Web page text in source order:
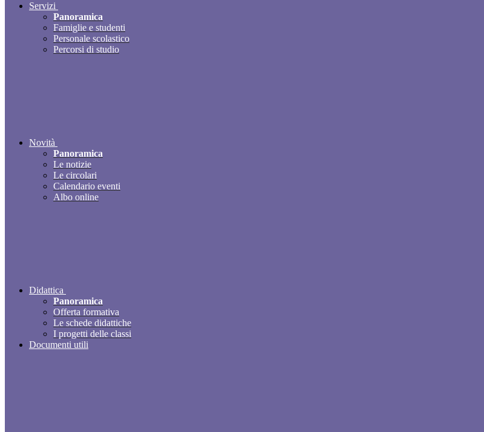
Servizi
Panoramica
Famiglie e studenti
Personale scolastico
Percorsi di studio
Novità
Panoramica
Le notizie
Le circolari
Calendario eventi
Albo online
Didattica
Panoramica
Offerta formativa
Le schede didattiche
I progetti delle classi
Documenti utili